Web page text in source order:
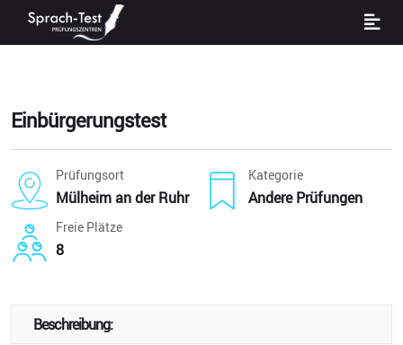
Einbürgerungstest
Prüfungsort
Mülheim an der Ruhr
Kategorie
Andere Prüfungen
Freie Plätze
8
Beschreibung: